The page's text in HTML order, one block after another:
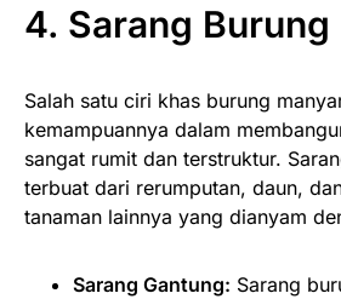
4. Sarang
Salah satu ciri khas burung
kemampuannya dalam
sangat rumit dan terstruktur.
terbuat dari rerumputan, daun,
tanaman lainnya yang dianyam
Sarang Gantung: Sarang